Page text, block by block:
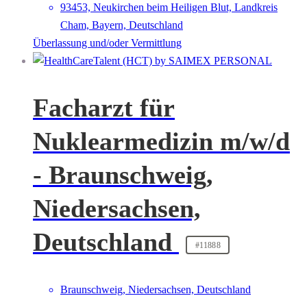
93453, Neukirchen beim Heiligen Blut, Landkreis
Cham, Bayern, Deutschland
Überlassung und/oder Vermittlung
Facharzt für
Nuklearmedizin m/w/d
- Braunschweig,
Niedersachsen,
Deutschland
#11888
Braunschweig, Niedersachsen, Deutschland